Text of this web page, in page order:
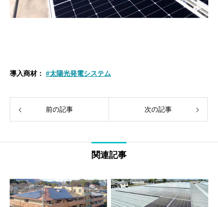
導入商材： #太陽光発電システム
前の記事 次の記事
関連記事